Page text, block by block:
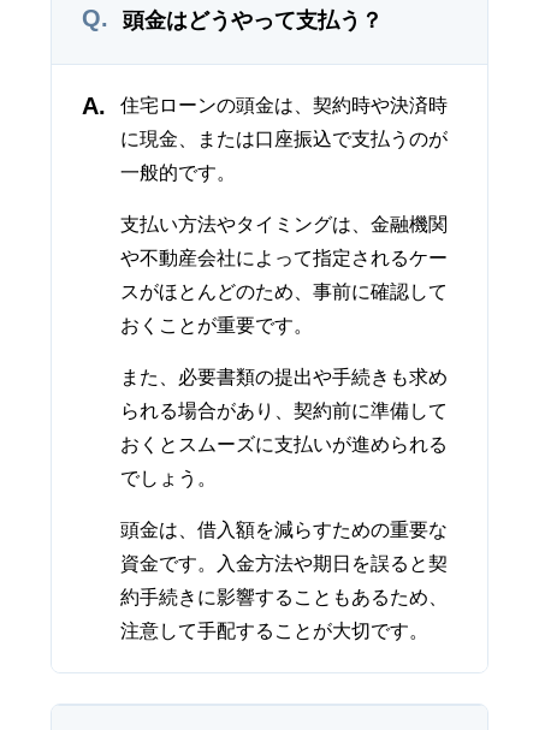
Q. 頭金はどうやって支払う？
A.
住宅ローンの頭金は、契約時や決済時
に現金、または口座振込で支払うのが
一般的です。
支払い方法やタイミングは、金融機関
や不動産会社によって指定されるケー
スがほとんどのため、事前に確認して
おくことが重要です。
また、必要書類の提出や手続きも求め
られる場合があり、契約前に準備して
おくとスムーズに支払いが進められる
でしょう。
頭金は、借入額を減らすための重要な
資金です。入金方法や期日を誤ると契
約手続きに影響することもあるため、
注意して手配することが大切です。